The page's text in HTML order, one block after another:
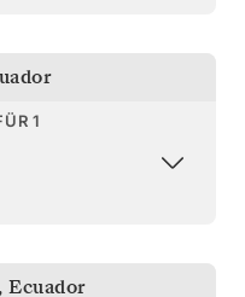
1
, Ecuador